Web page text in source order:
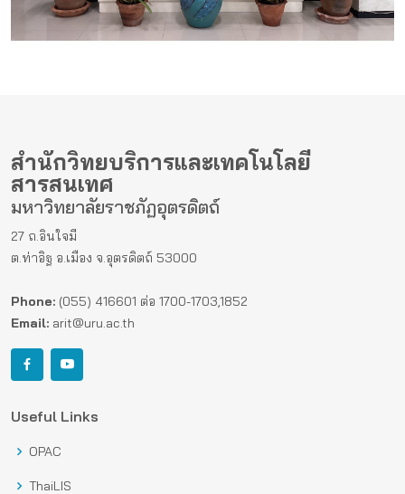
สำนักวิทยบริการและเทคโนโลยี
สารสนเทศ
มหาวิทยาลัยราชภัฏอุตรดิตถ์
27 ถ.อินใจมี
ต.ท่าอิฐ อ.เมือง จ.อุตรดิตถ์ 53000
Phone: (055) 416601 ต่อ 1700-1703,1852
Email: arit@uru.ac.th
Useful Links
OPAC
ThaiLIS